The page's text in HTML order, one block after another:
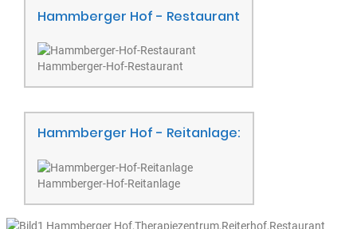
Hammberger Hof - Restaurant
Hammberger-Hof-Restaurant
Hammberger Hof - Reitanlage:
Hammberger-Hof-Reitanlage